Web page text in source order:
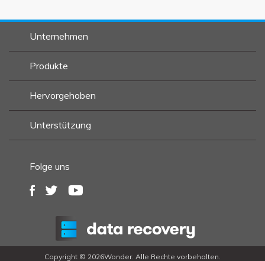
Unternehmen
Produkte
Hervorgehoben
Unterstützung
Folge uns
Copyright © 2026Wonder. Alle Rechte vorbehalten.